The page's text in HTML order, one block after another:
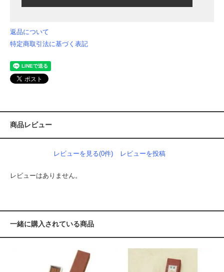
返品について
特定商取引法に基づく表記
商品レビュー
レビューを見る(0件) レビューを投稿
レビューはありません。
一緒に購入されている商品